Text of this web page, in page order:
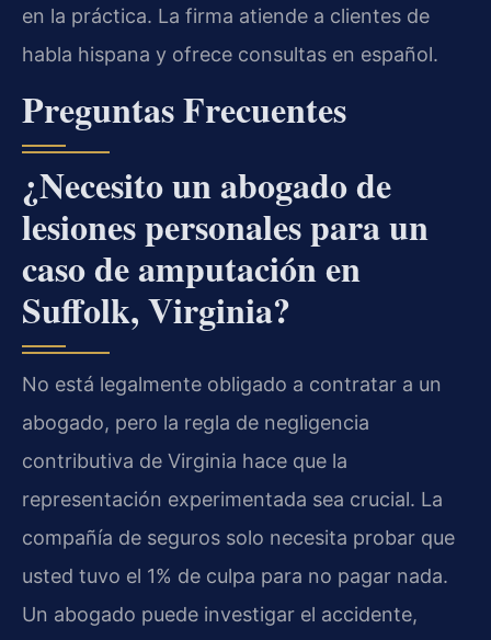
en la práctica. La firma atiende a clientes de
habla hispana y ofrece consultas en español.
Preguntas Frecuentes
¿Necesito un abogado de
lesiones personales para un
caso de amputación en
Suffolk, Virginia?
No está legalmente obligado a contratar a un
abogado, pero la regla de negligencia
contributiva de Virginia hace que la
representación experimentada sea crucial. La
compañía de seguros solo necesita probar que
usted tuvo el 1% de culpa para no pagar nada.
Un abogado puede investigar el accidente,